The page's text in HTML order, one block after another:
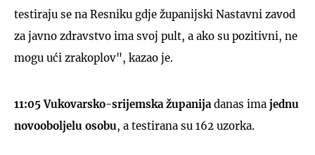
testiraju se na Resniku gdje županijski Nastavni zavod
za javno zdravstvo ima svoj pult, a ako su pozitivni, ne
mogu ući zrakoplov", kazao je.
11:05 Vukovarsko-srijemska županijadanas ima jednu
novooboljelu osobu, a testirana su 162 uzorka.